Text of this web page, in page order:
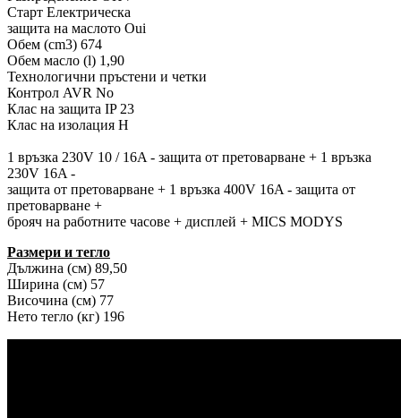
Старт Електрическа
защита на маслото Oui
Обем (cm3) 674
Обем масло (l) 1,90
Технологични пръстени и четки
Контрол AVR No
Клас на защита IP 23
Клас на изолация H
1 връзка 230V 10 / 16A - защита от претоварване + 1 връзка
230V 16A -
защита от претоварване + 1 връзка 400V 16A - защита от
претоварване +
брояч на работните часове + дисплей + MICS MODYS
Размери и тегло
Дължина (см) 89,50
Ширина (см) 57
Височина (см) 77
Нето тегло (кг) 196